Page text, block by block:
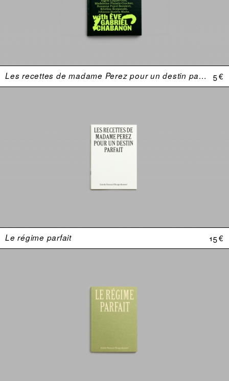
Les recettes de madame Perez pour un destin parfait 5 €
Le régime parfait 15 €